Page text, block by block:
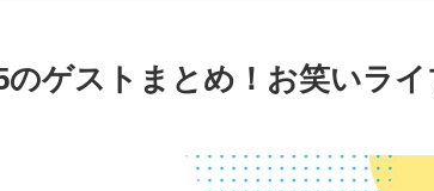
のゲストまとめ！お笑いラ